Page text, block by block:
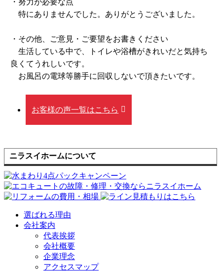
・努力が必要な点
特にありませんでした。ありがとうございました。
・その他、ご意見・ご要望をお書きください
生活している中で、トイレや浴槽がきれいだと気持ち
良くてうれしいです。
お風呂の電球等勝手に回収しないで頂きたいです。
お客様の声一覧はこちら
ニラスイホームについて
選ばれる理由
会社案内
代表挨拶
会社概要
企業理念
アクセスマップ